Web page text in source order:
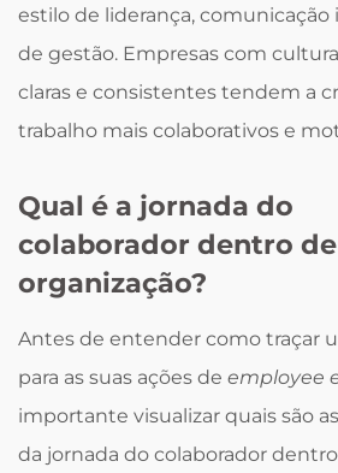
estilo de liderança, comunicação
de gestão. Empresas com
claras e consistentes tendem a
trabalho mais colaborativos e
Qual é a jornada do
colaborador dentro
organização?
Antes de entender como traçar
para as suas ações de employee
importante visualizar quais são
da jornada do colaborador